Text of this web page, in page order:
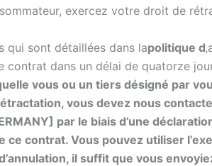
exercez votre droit de
qui sont détaillées dans lapolitique d
contrat dans un délai de quatorze
vous ou un tiers désigné par
vous devez nous
] par le biais d’une
ce contrat. Vous pouvez utiliser
il suffit que vous